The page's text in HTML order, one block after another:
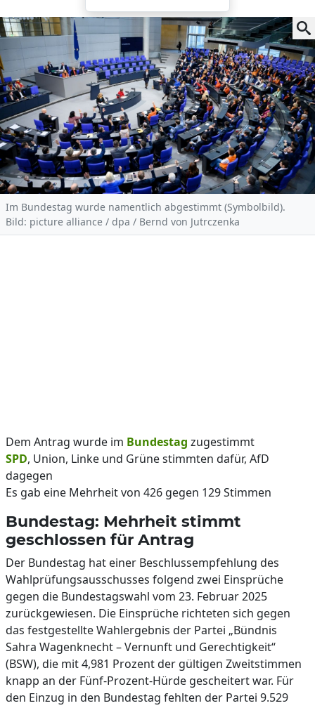
Im Bundestag wurde namentlich abgestimmt (Symbolbild).
Bild: picture alliance / dpa / Bernd von Jutrczenka
Dem Antrag wurde im Bundestag zugestimmt
SPD, Union, Linke und Grüne stimmten dafür, AfD
dagegen
Es gab eine Mehrheit von 426 gegen 129 Stimmen
Bundestag: Mehrheit stimmt
geschlossen für Antrag
Der Bundestag hat einer Beschlussempfehlung des
Wahlprüfungsausschusses folgend zwei Einsprüche
gegen die Bundestagswahl vom 23. Februar 2025
zurückgewiesen. Die Einsprüche richteten sich gegen
das festgestellte Wahlergebnis der Partei „Bündnis
Sahra Wagenknecht – Vernunft und Gerechtigkeit“
(BSW), die mit 4,981 Prozent der gültigen Zweitstimmen
knapp an der Fünf-Prozent-Hürde gescheitert war. Für
den Einzug in den Bundestag fehlten der Partei 9.529